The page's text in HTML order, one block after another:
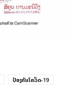
ປ້ອງກັນໂຄວິດ-19